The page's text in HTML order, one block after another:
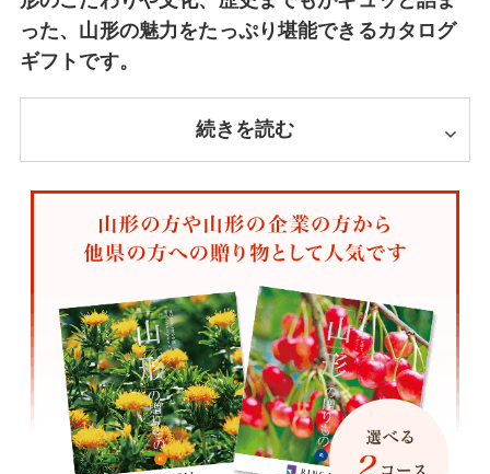
った、山形の魅力をたっぷり堪能できるカタログ
ギフトです。
続きを読む